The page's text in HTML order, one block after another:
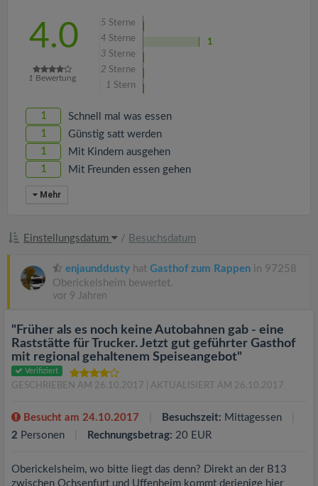
4.0
1 Bewertung
5 Sterne
4 Sterne
1
3 Sterne
2 Sterne
1 Stern
1 Schnell mal was essen
1 Günstig satt werden
1 Mit Kindern ausgehen
1 Mit Freunden essen gehen
Mehr
Einstellungsdatum / Besuchsdatum
enjaunddusty hat Gasthof zum Rappen in 97258
Oberickelsheim bewertet.
vor 9 Jahren
"Früher als es noch keine Autobahnen gab - eine
Raststätte für Trucker. Jetzt gut geführter Gasthof
mit regional gehaltenem Speiseangebot"
Verifiziert
GESCHRIEBEN AM 26.10.2017 | AKTUALISIERT AM 26.10.2017
Besucht am 24.10.2017 Besuchszeit: Mittagessen
2 Personen Rechnungsbetrag: 20 EUR
Oberickelsheim, wo bitte liegt das denn? Direkt an der B13
zwischen Ochsenfurt und Uffenheim kommt derjenige hier